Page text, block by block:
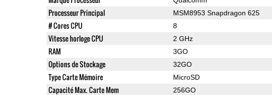
Processeur Principal MSM8953 Snapdragon 625
# Cores CPU 8
Vitesse horloge CPU 2 GHz
RAM 3GO
Options de Stockage 32GO
Type Carte Mémoire MicroSD
Capacité Max. Carte Mem 256GO